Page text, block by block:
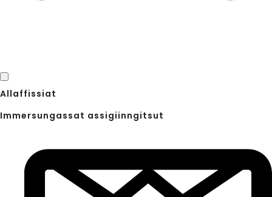
Allaffissiat
Immersungassat assigiinngitsut